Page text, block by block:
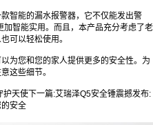
智能的漏水报警器，它不仅能发出警
智能实用。而且，本产品充分考虑了老
可以轻松使用。
为您和您的家人提供更多的安全性。为
这些细节。
护天使下一篇:艾瑞泽Q5安全锤震撼发布:
安全